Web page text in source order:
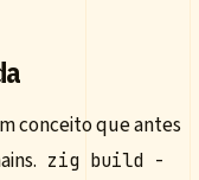
conceito que antes
zig build -